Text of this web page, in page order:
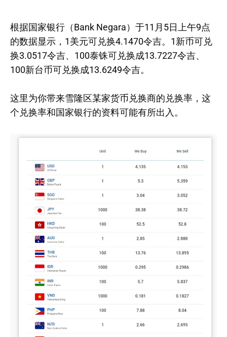
根据国家银行（Bank Negara）于11月5日上午9点
的数据显示，1美元可兑换4.1470令吉。1新币可兑
换3.0517令吉、100泰铢可兑换成13.7227令吉、
100新台币可兑换成13.6249令吉。
这里为你带来雪隆区某家货币兑换商的兑换率，这
个兑换率和国家银行的资料可能有所出入。